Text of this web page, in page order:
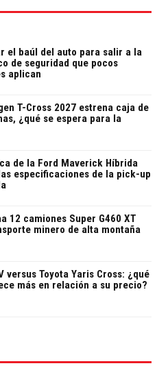
el baúl del auto para salir a la
de seguridad que pocos
aplican
T-Cross 2027 estrena caja de
¿qué se espera para la
de la Ford Maverick Híbrida
especificaciones de la pick-up
12 camiones Super G460 XT
minero de alta montaña
versus Toyota Yaris Cross: ¿qué
más en relación a su precio?